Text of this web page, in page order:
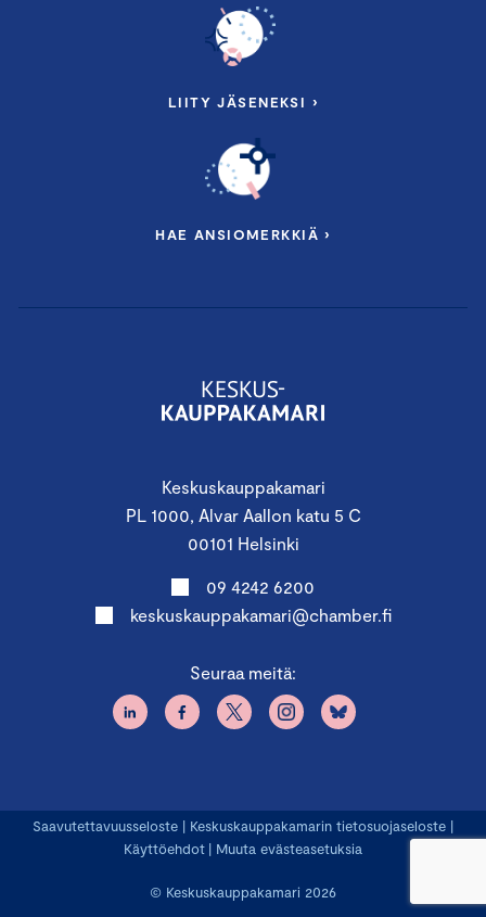
Keskuskauppakamari
PL 1000, Alvar Aallon katu 5 C
00101 Helsinki
09 4242 6200
keskuskauppakamari@chamber.fi
Seuraa meitä:
LIITY JÄSENEKSI ›
HAE ANSIOMERKKIÄ ›
© Keskuskauppakamari 2026
Saavutettavuusseloste | Keskuskauppakamarin tietosuojaseloste |
Käyttöehdot | Muuta evästeasetuksia